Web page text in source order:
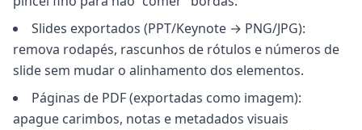
Slides exportados (PPT/Keynote → PNG/JPG):
remova rodapés, rascunhos de rótulos e números de
slide sem mudar o alinhamento dos elementos.
Páginas de PDF (exportadas como imagem):
apague carimbos, notas e metadados visuais